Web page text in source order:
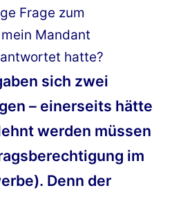
Frage zum
Mandant
hatte?
sich zwei
– einerseits hätte
werden müssen
im
Denn der